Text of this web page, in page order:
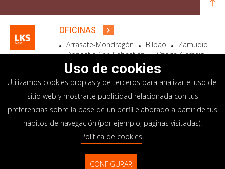
OFICINAS
Arrasate-Mondragón Bilbao
Zamudio
Donostia-San Sebastián
Vitoria-Gasteiz
Madrid
El Astillero Bidart
SEDE SOCIAL
Goiru, 7 Arrasate-Mondragón
CP 20500 GIPUZKOA – SPAIN
+34 900 84 14 14
info@lksnext.com
Uso de cookies
Utilizamos cookies propias y de terceros para analizar el uso del
sitio web y mostrarte publicidad relacionada con tus
preferencias sobre la base de un perfil elaborado a partir de tus
hábitos de navegación (por ejemplo, páginas visitadas).
Política de cookies.
CONFIGURAR